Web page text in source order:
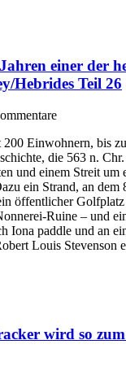
einer der
Hebrides Teil 26
Einwohnern, bis
die 563 n.
und einem Streit um
ein Strand, an dem
öffentlicher
Ruine – und
Iona paddle und an
Louis Stevenson
wird so